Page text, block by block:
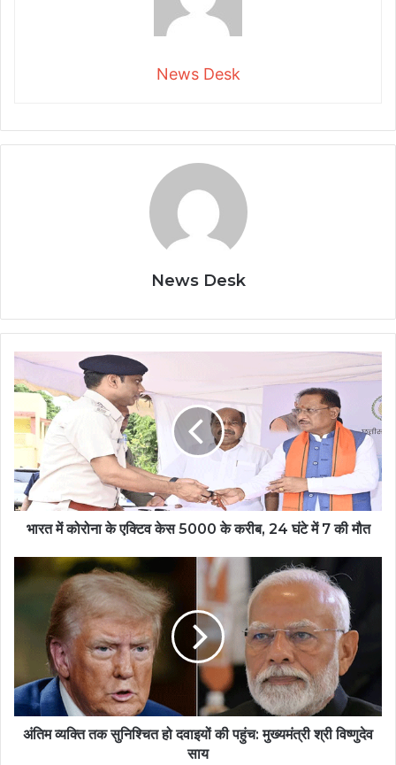
News Desk
News Desk
भारत में कोरोना के एक्टिव केस 5000 के करीब, 24 घंटे में 7 की मौत
अंतिम व्यक्ति तक सुनिश्चित हो दवाइयों की पहुंच: मुख्यमंत्री श्री विष्णुदेव
साय